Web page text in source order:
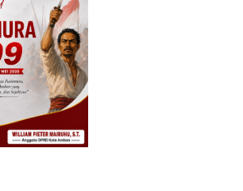
Pelantikan Pengurus
Golkar Maluku Diundur, Boy
Sangaji: Hanya Menunggu